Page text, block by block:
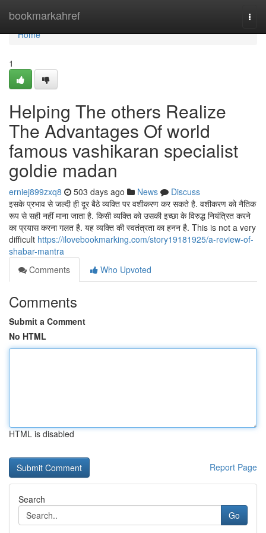
bookmarkahref
Home
Home
1
Helping The others Realize
The Advantages Of world
famous vashikaran specialist
goldie madan
erniej899zxq8 503 days ago News
Discuss
इसके प्रभाव से जल्दी ही दूर बैठे व्यक्ति पर वशीकरण कर सकते है. वशीकरण को नैतिक
रूप से सही नहीं माना जाता है. किसी व्यक्ति को उसकी इच्छा के विरुद्ध नियंत्रित करने
का प्रयास करना गलत है. यह व्यक्ति की स्वतंत्रता का हनन है. This is not a very
difficult https://ilovebookmarking.com/story19181925/a-review-of-
shabar-mantra
Comments
Who Upvoted
Comments
Submit a Comment
No HTML
HTML is disabled
Report Page
Search
Go